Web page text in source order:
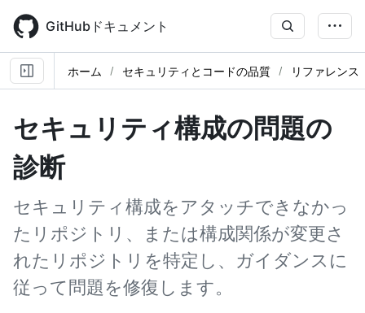
main
content
GitHubドキュメント
ホーム セキュリティとコードの品質 リファレンス
セキュリティ構成の問題の
診断
セキュリティ構成をアタッチできなかっ
たリポジトリ、または構成関係が変更さ
れたリポジトリを特定し、ガイダンスに
従って問題を修復します。